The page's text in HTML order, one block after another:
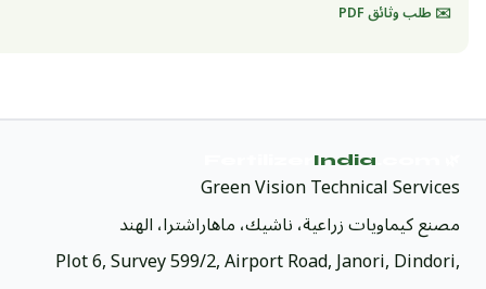
✉️ طلب وثائق PDF
India
Green Vision Technical Services
مصنع كيماويات زراعية، ناشيك، ماهاراشترا، الهند
Plot 6, Survey 599/2, Airport Road, Janori, Dindori,